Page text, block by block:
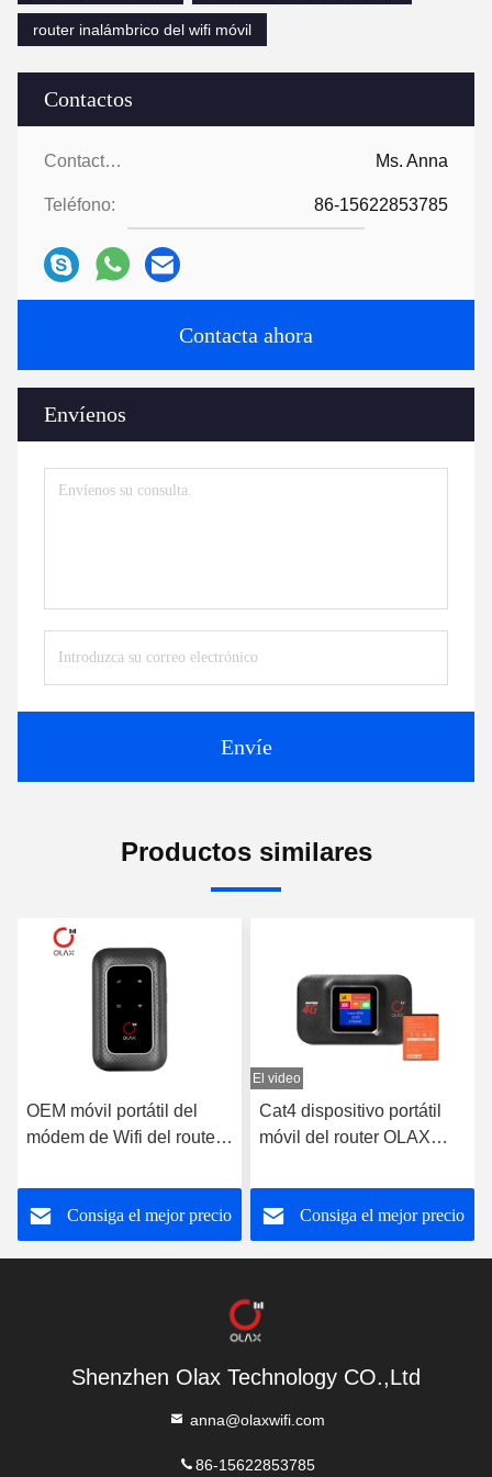
Contactos
Contactos: Ms. Anna
Teléfono: 86-15622853785
Contacta ahora
Envíenos
Envíe
router inalámbrico del wifi móvil
Productos similares
Cat4 dispositivo portátil
móvil del router OLAX
Wifi
Consiga el mejor precio
exhibición portátil del LCD
de los apuroses de Mifi de
MIMO 4g Lte del router
inalámbrico móvil de Wifi
Consiga el mejor precio
Shenzhen Olax Technology CO.,Ltd
anna@olaxwifi.com
86-15622853785